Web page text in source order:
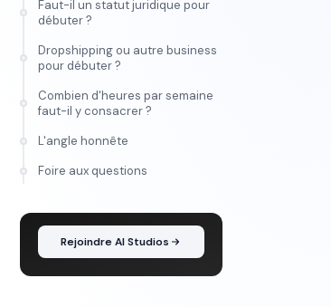
Faut-il un statut juridique pour
débuter ?
Dropshipping ou autre business
pour débuter ?
Combien d'heures par semaine
faut-il y consacrer ?
L'angle honnête
Foire aux questions
Rejoindre AI Studios